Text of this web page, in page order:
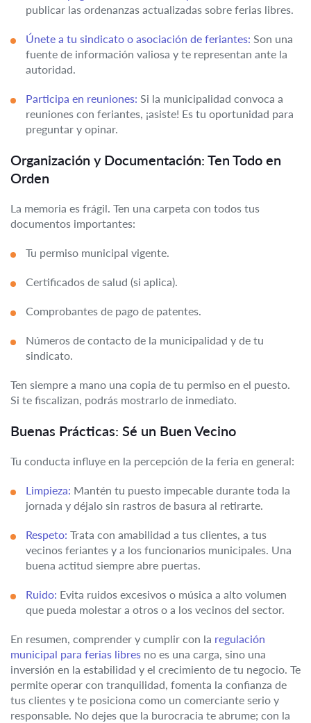
publicar las ordenanzas actualizadas sobre ferias libres.
Únete a tu sindicato o asociación de feriantes: Son una
fuente de información valiosa y te representan ante la
autoridad.
Participa en reuniones: Si la municipalidad convoca a
reuniones con feriantes, ¡asiste! Es tu oportunidad para
preguntar y opinar.
Organización y Documentación: Ten Todo en
Orden
La memoria es frágil. Ten una carpeta con todos tus
documentos importantes:
Tu permiso municipal vigente.
Certificados de salud (si aplica).
Comprobantes de pago de patentes.
Números de contacto de la municipalidad y de tu
sindicato.
Ten siempre a mano una copia de tu permiso en el puesto.
Si te fiscalizan, podrás mostrarlo de inmediato.
Buenas Prácticas: Sé un Buen Vecino
Tu conducta influye en la percepción de la feria en general:
Limpieza: Mantén tu puesto impecable durante toda la
jornada y déjalo sin rastros de basura al retirarte.
Respeto: Trata con amabilidad a tus clientes, a tus
vecinos feriantes y a los funcionarios municipales. Una
buena actitud siempre abre puertas.
Ruido: Evita ruidos excesivos o música a alto volumen
que pueda molestar a otros o a los vecinos del sector.
En resumen, comprender y cumplir con la regulación
municipal para ferias libres no es una carga, sino una
inversión en la estabilidad y el crecimiento de tu negocio. Te
permite operar con tranquilidad, fomenta la confianza de
tus clientes y te posiciona como un comerciante serio y
responsable. No dejes que la burocracia te abrume; con la